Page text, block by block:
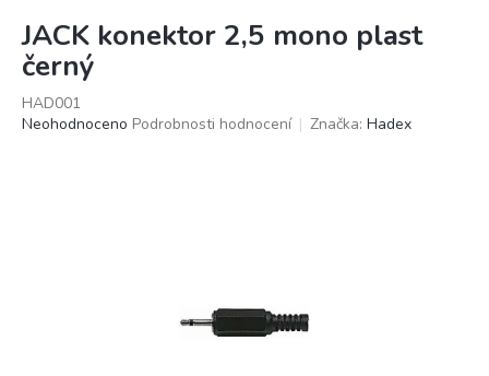
JACK konektor 2,5 mono plast
černý
HAD001
Průměrné
Neohodnoceno Podrobnosti hodnocení Značka: Hadex